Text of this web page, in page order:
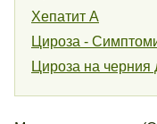
Хепатит А
Цироза -
Цироза на черния